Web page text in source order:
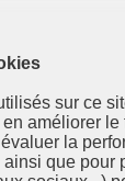
sur ce
améliorer
la
que pour